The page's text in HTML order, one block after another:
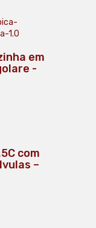
em
-
com
–
5L